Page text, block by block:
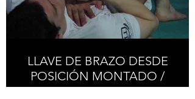
LLAVE DE BRAZO DESDE
POSICIÓN MONTADO /
ARM LOCK FROM